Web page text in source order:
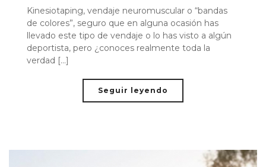
Kinesiotaping, vendaje neuromuscular o “bandas
de colores”, seguro que en alguna ocasión has
llevado este tipo de vendaje o lo has visto a algún
deportista, pero ¿conoces realmente toda la
verdad [...]
Seguir leyendo